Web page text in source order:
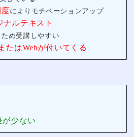
によりモチベーションアップ
ナルテキスト
ため受講しやすい
たはWebが付いてくる
が少ない